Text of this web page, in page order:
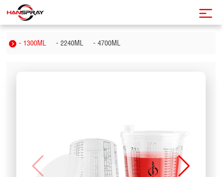
- 1300ML - 2240ML - 4700ML